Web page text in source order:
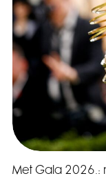
Met Gala 2026.: